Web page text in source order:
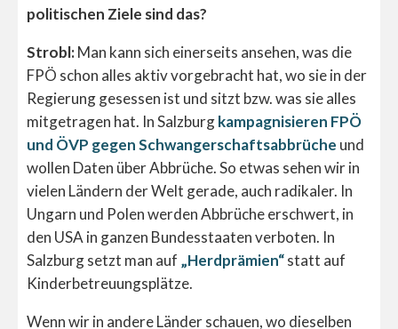
politischen Ziele sind das?
Strobl:Man kann sich einerseits ansehen, was die
FPÖ schon alles aktiv vorgebracht hat, wo sie in der
Regierung gesessen ist und sitzt bzw. was sie alles
mitgetragen hat. In Salzburgkampagnisieren FPÖ
und ÖVP gegen Schwangerschaftsabbrüche und
wollen Daten über Abbrüche. So etwas sehen wir in
vielen Ländern der Welt gerade, auch radikaler. In
Ungarn und Polen werden Abbrüche erschwert, in
den USA in ganzen Bundesstaaten verboten. In
Salzburg setzt man auf „Herdprämien“statt auf
Kinderbetreuungsplätze.
Wenn wir in andere Länder schauen, wo dieselben